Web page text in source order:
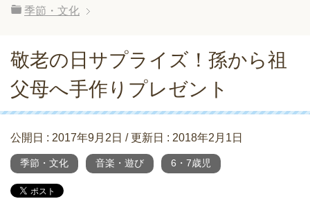
季節・文化
敬老の日サプライズ！孫から祖
父母へ手作りプレゼント
公開日 : 2017年9月2日 / 更新日 : 2018年2月1日
季節・文化 音楽・遊び 6・7歳児